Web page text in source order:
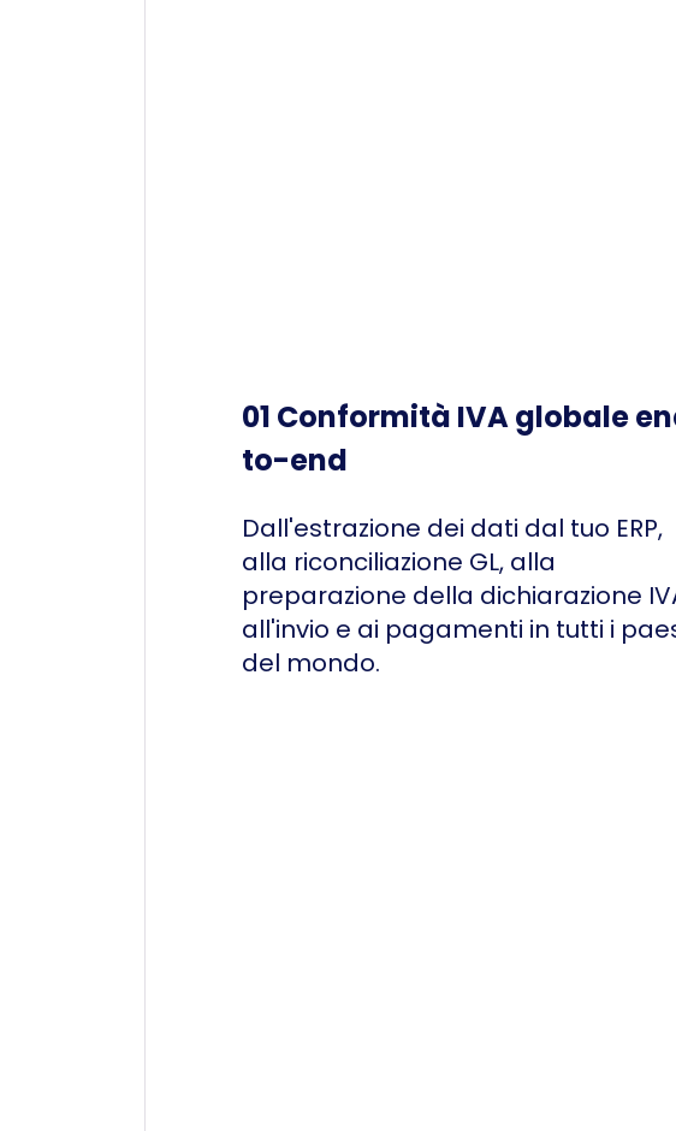
01 Conformità IVA globale
to-end
Dall'estrazione dei dati dal tuo ERP,
alla riconciliazione GL, alla
preparazione della dichiarazione
all'invio e ai pagamenti in tutti i
del mondo.